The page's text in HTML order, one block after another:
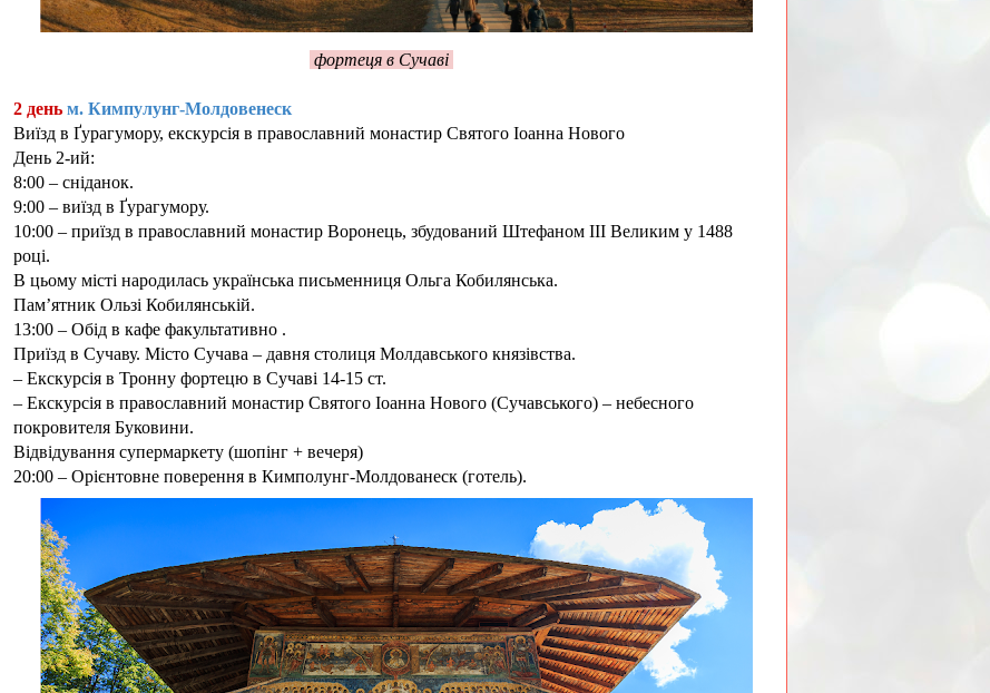
фортеця в Сучаві
2 день м. Кимпулунг-Молдовенеск
Виїзд в Ґурагумору, екскурсія в православний монастир Святого Іоанна Нового
День 2-ий:
8:00 – сніданок.
9:00 – виїзд в Ґурагумору.
10:00 – приїзд в православний монастир Воронець, збудований Штефаном ІІІ Великим у 1488
році.
В цьому місті народилась українська письменниця Ольга Кобилянська.
Пам’ятник Ользі Кобилянській.
13:00 – Обід в кафе факультативно .
Приїзд в Сучаву. Місто Сучава – давня столиця Молдавського князівства.
– Екскурсія в Тронну фортецю в Сучаві 14-15 ст.
– Екскурсія в православний монастир Святого Іоанна Нового (Сучавського) – небесного
покровителя Буковини.
Відвідування супермаркету (шопінг + вечеря)
20:00 – Орієнтовне поверення в Кимполунг-Молдованеск (готель).